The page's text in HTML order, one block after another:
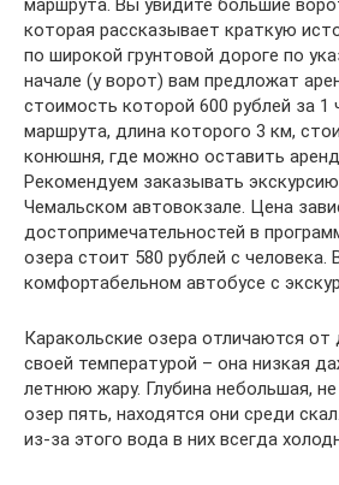
маршрута. Вы увидите большие
которая рассказывает краткую
по широкой грунтовой дороге по
начале (у ворот) вам предложат
стоимость которой 600 рублей за 1
маршрута, длина которого 3 км,
конюшня, где можно оставить
Рекомендуем заказывать
Чемальском автовокзале. Цена
достопримечательностей в
озера стоит 580 рублей с человека.
комфортабельном автобусе с
Каракольские озера отличаются от
своей температурой – она низкая
летнюю жару. Глубина небольшая,
озер пять, находятся они среди
из-за этого вода в них всегда